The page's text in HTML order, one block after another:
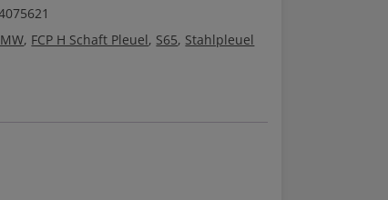
, FCP H Schaft Pleuel, S65, Stahlpleuel